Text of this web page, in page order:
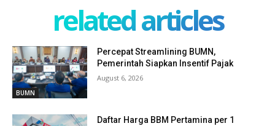
related articles
BUMN
Percepat Streamlining BUMN,
Pemerintah Siapkan Insentif Pajak
August 6, 2026
Daftar Harga BBM Pertamina per 1